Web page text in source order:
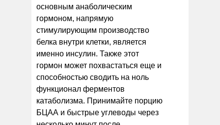
основным анаболическим
гормоном, напрямую
стимулирующим производство
белка внутри клетки, является
именно инсулин. Также этот
гормон может похвастаться еще и
способностью сводить на ноль
функционал ферментов
катаболизма. Принимайте порцию
БЦАА и быстрые углеводы через